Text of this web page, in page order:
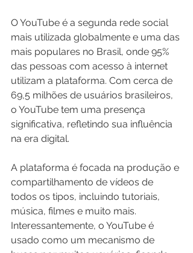
O YouTube é a segunda rede social
mais utilizada globalmente e uma das
mais populares no Brasil, onde 95%
das pessoas com acesso à internet
utilizam a plataforma. Com cerca de
69,5 milhões de usuários brasileiros,
o YouTube tem uma presença
significativa, refletindo sua influência
na era digital.
A plataforma é focada na produção e
compartilhamento de vídeos de
todos os tipos, incluindo tutoriais,
música, filmes e muito mais.
Interessantemente, o YouTube é
usado como um mecanismo de